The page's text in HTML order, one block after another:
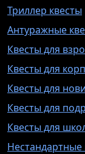
Триллер квесты
Антуражные
Квесты для
Квесты для
Квесты для
Квесты для
Квесты для
Нестандартные